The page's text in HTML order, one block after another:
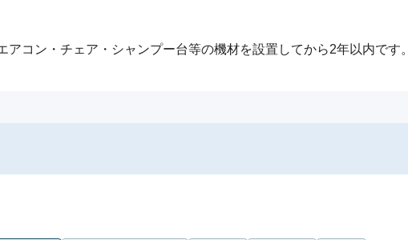
アコン・チェア・シャンプー台等の機材を設置してから2年以内です。